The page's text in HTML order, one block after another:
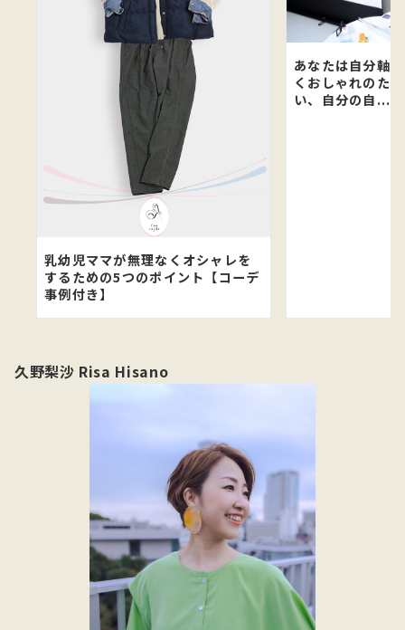
乳幼児ママが無理なくオシャレを
するための5つのポイント【コーデ
事例付き】
あなたは自分軸
くおしゃれのた
い、自分の自...
久野梨沙 Risa Hisano